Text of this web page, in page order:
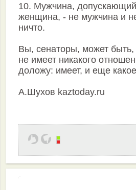
10. Мужчина,
женщина, - не мужчина и
ничто.
Вы, сенаторы, может быть,
не имеет никакого
доложу: имеет, и еще
А.Шухов kaztoday.ru